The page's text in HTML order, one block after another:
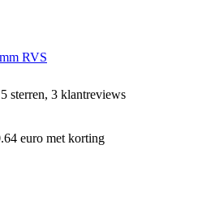
RVS
sterren, 3 klantreviews
euro met korting